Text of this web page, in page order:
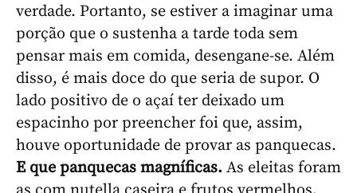
verdade. Portanto, se estiver a imaginar uma
porção que o sustenha a tarde toda sem
pensar mais em comida, desengane-se. Além
disso, é mais doce do que seria de supor. O
lado positivo de o açaí ter deixado um
espacinho por preencher foi que, assim,
houve oportunidade de provar as panquecas.
E que panquecas magníficas. As eleitas foram